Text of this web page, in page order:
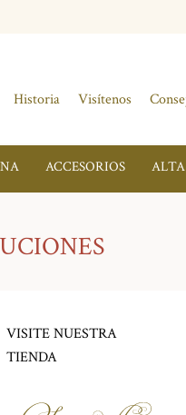
Historia Visítenos
ACCESORIOS
VISITE NUESTRA
TIENDA